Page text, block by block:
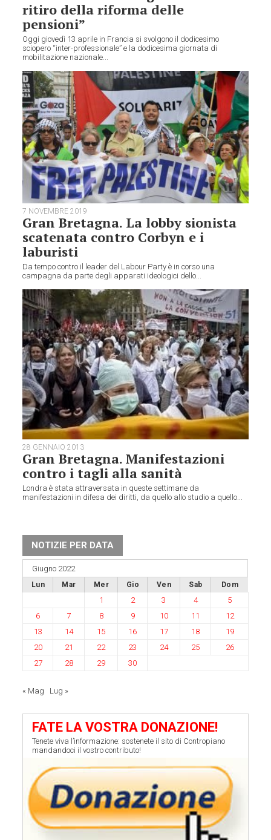
ritiro della riforma delle
pensioni”
Oggi giovedì 13 aprile in Francia si svolgono il dodicesimo
sciopero “inter-professionale” e la dodicesima giornata di
mobilitazione nazionale...
7 NOVEMBRE 2019
Gran Bretagna. La lobby sionista
scatenata contro Corbyn e i
laburisti
Da tempo contro il leader del Labour Party è in corso una
campagna da parte degli apparati ideologici dello...
28 GENNAIO 2013
Gran Bretagna. Manifestazioni
contro i tagli alla sanità
Londra è stata attraversata in queste settimane da
manifestazioni in difesa dei diritti, da quello allo studio a quello...
NOTIZIE PER DATA
Giugno 2022
Lun Mar Mer Gio Ven Sab Dom
1 2 3 4
5
6
7 8 9 10 11
12
13
14 15 16 17 18
19
20
21 22 23 24 25
26
27
28 29 30
« Mag Lug »
FATE LA VOSTRA DONAZIONE!
Tenete viva l’informazione: sostenete il sito di Contropiano
mandandoci il vostro contributo!